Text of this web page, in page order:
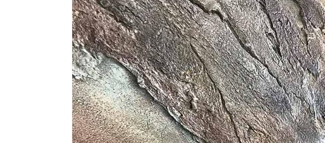
×
ТОЗИ САЙТ ИЗПОЛЗВА БИСКВИТКИ.
ПОВЕЧЕ ИНФОРМАЦИЯ МОЖЕТЕ ДА
НАМЕРИТЕ ТУК.